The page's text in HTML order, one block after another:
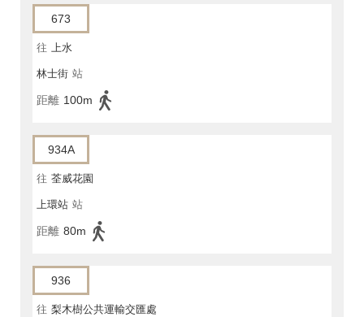
673
往 上水
林士街 站
距離 100m
934A
往 荃威花園
上環站 站
距離 80m
936
往 梨木樹公共運輸交匯處